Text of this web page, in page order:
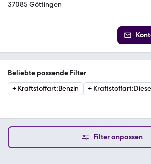
37085 Göttingen
Beliebte passende Filter
+ Kraftstoffart:Benzin + Kraftstoffart:
Filter anpassen